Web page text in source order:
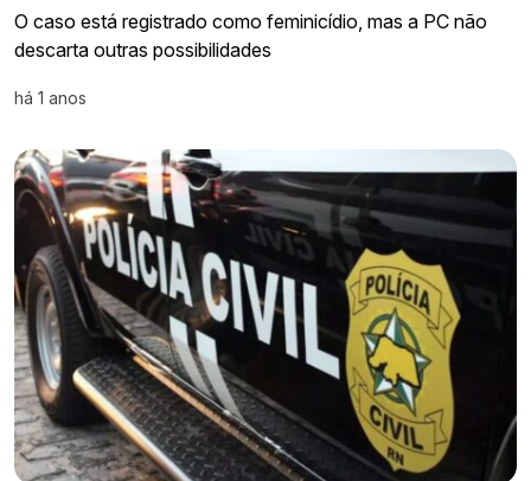
O caso está registrado como feminicídio, mas a PC não
descarta outras possibilidades
há 1 anos